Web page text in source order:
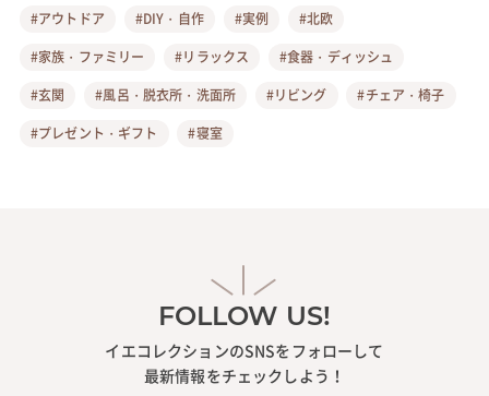
#アウトドア
#DIY・自作 #実例
#北欧
#家族・ファミリー
#リラックス
#食器・ディッシュ
#玄関
#風呂・脱衣所・洗面所 #リビング
#チェア・椅子
#プレゼント・ギフト
#寝室
FOLLOW US!
イエコレクションのSNSをフォローして
最新情報をチェックしよう！